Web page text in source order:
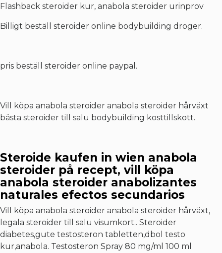
Flashback steroider kur, anabola steroider urinprov
Billigt beställ steroider online bodybuilding droger.
pris beställ steroider online paypal.
Vill köpa anabola steroider anabola steroider hårväxt
bästa steroider till salu bodybuilding kosttillskott.
Steroide kaufen in wien anabola
steroider på recept, vill köpa
anabola steroider anabolizantes
naturales efectos secundarios
Vill köpa anabola steroider anabola steroider hårväxt,
legala steroider till salu visumkort.. Steroider
diabetes,gute testosteron tabletten,dbol testo
kur,anabola. Testosteron Spray 80 mg/ml 100 ml